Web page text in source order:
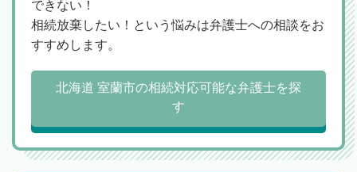
できない！
相続放棄したい！という悩みは弁護士への相談をお
すすめします。
北海道 室蘭市の相続対応可能な弁護士を探
す